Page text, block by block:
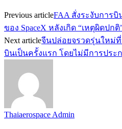
Previous articleFAA สั่งระงับการบิ
ของ SpaceX หลังเกิด “เหตุผิดปก
Next articleจีนปล่อยจรวดรุ่นใหม่
บินเป็นครั้งแรก โดยไม่มีการประ
Thaiaerospace Admin